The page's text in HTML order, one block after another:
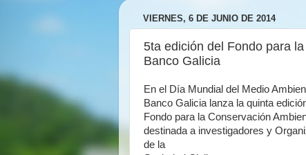
VIERNES, 6 DE JUNIO DE 2014
5ta edición del Fondo para
Banco Galicia
En el Día Mundial del Medio
Banco Galicia lanza la quinta
Fondo para la Conservación
destinada a investigadores y
de la